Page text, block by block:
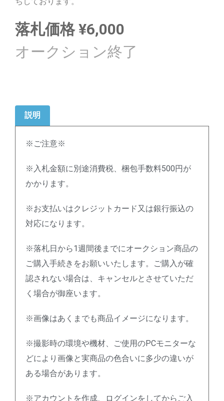
落札価格¥6,000
説明
※ご注意※
※入札金額に別途消費税、梱包手数料500円が
かかります。
※お支払いはクレジットカード又は銀行振込の
対応になります。
※落札日から1週間後までにオークション商品の
ご購入手続きをお願いいたします。ご購入が確
認されない場合は、キャンセルとさせていただ
く場合が御座います。
※画像はあくまでも商品イメージになります。
※撮影時の環境や機材、ご使用のPCモニターな
どにより画像と実商品の色合いに多少の違いが
ある場合があります。
※アカウントを作成、ログインをしてからご入